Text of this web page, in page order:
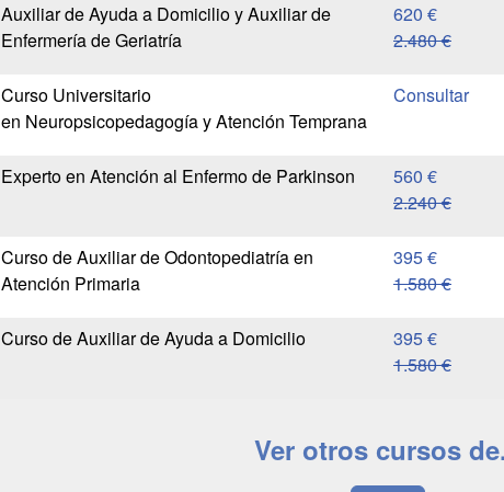
Auxiliar de Ayuda a Domicilio y Auxiliar de
Enfermería de Geriatría
620 €
2.480 €
Curso Universitario
en Neuropsicopedagogía y Atención Temprana
Experto en Atención al Enfermo de Parkinson
560 €
2.240 €
Curso de Auxiliar de Odontopediatría en
Atención Primaria
395 €
1.580 €
Curso de Auxiliar de Ayuda a Domicilio
395 €
1.580 €
Ver otros cursos